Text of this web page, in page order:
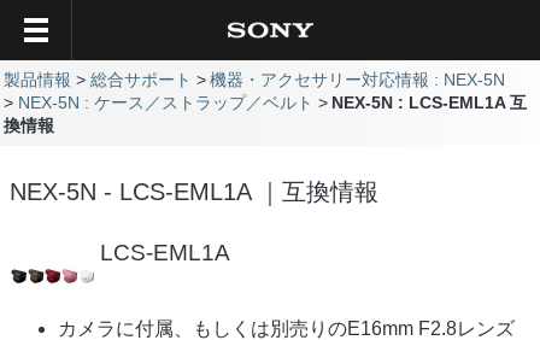
製品情報 総合サポート
機器・アクセサリー対応情報 : NEX-5N
NEX-5N : ケース／ストラップ／ベルト
NEX-5N : LCS-EML1A 互
換情報
NEX-5N - LCS-EML1A ｜互換情報
LCS-EML1A
カメラに付属、もしくは別売りのE16mm F2.8レンズ